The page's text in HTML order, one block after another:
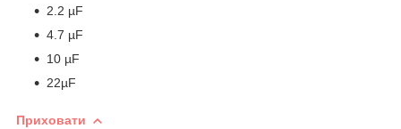
2.2 µF
4.7 µF
10 µF
22µF
Приховати